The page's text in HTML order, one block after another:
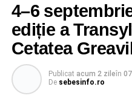
4–6
ediție a
Cetatea
Publicat acum 2 zileîn
De sebesinfo.ro